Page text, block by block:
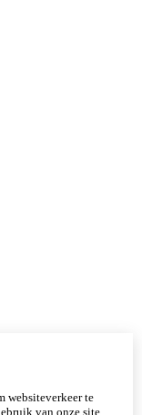
websiteverkeer te
van onze site